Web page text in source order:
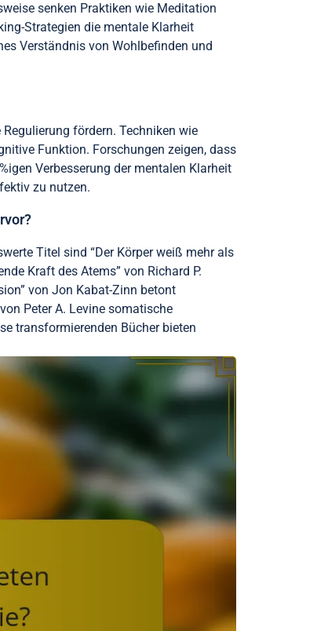
senken Praktiken wie Meditation
Strategien die mentale Klarheit
Verständnis von Wohlbefinden und
fördern. Techniken wie
Funktion. Forschungen zeigen, dass
Verbesserung der mentalen Klarheit
zu nutzen.
Titel sind “Der Körper weiß mehr als
Kraft des Atems” von Richard P.
von Jon Kabat-Zinn betont
Peter A. Levine somatische
transformierenden Bücher bieten